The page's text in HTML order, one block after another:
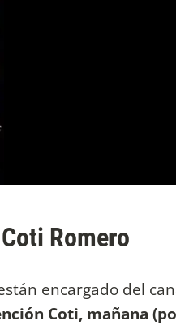
Romero
encargado del
Coti, mañana